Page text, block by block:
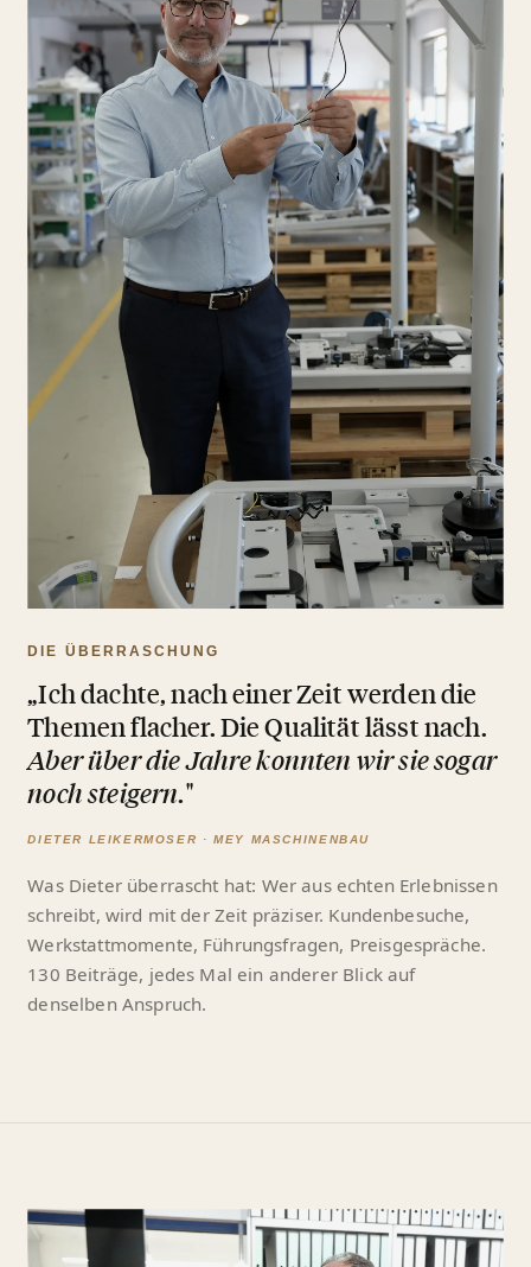
DIE ÜBERRASCHUNG
„Ich dachte, nach einer Zeit werden die
Themen flacher. Die Qualität lässt nach.
Aber über die Jahre konnten wir sie sogar
noch steigern."
DIETER LEIKERMOSER · MEY MASCHINENBAU
Was Dieter überrascht hat: Wer aus echten Erlebnissen
schreibt, wird mit der Zeit präziser. Kundenbesuche,
Werkstattmomente, Führungsfragen, Preisgespräche.
130 Beiträge, jedes Mal ein anderer Blick auf
denselben Anspruch.